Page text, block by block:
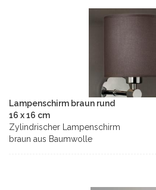
Lampenschirm braun rund
16 x 16 cm
Zylindrischer Lampenschirm
braun aus Baumwolle